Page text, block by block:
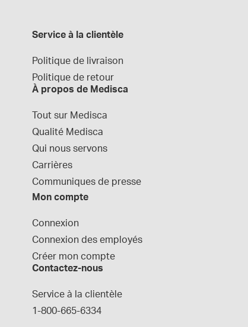
Service à la clientèle
Politique de livraison
Politique de retour
À propos de Medisca
Tout sur Medisca
Qualité Medisca
Qui nous servons
Carrières
Communiques de presse
Mon compte
Connexion
Connexion des employés
Créer mon compte
Contactez-nous
Service à la clientèle
1-800-665-6334